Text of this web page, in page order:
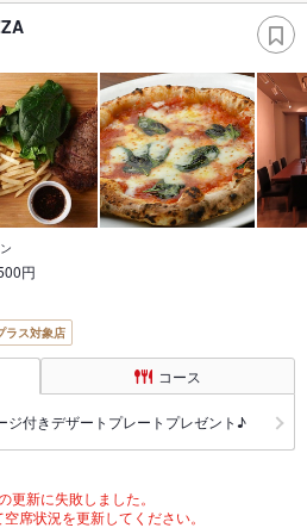
円
ラス対象店
コース
ジ付きデザートプレートプレゼント♪
更新に失敗しました。
席状況を更新してください。